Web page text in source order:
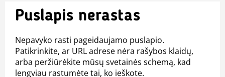
Puslapis nerastas
Nepavyko rasti pageidaujamo puslapio.
Patikrinkite, ar URL adrese nėra rašybos klaidų,
arba peržiūrėkite mūsų svetainės schemą, kad
lengviau rastumėte tai, ko ieškote.